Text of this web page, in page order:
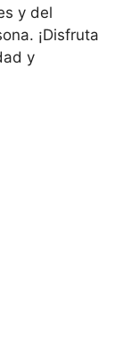
y del
¡Disfruta
y